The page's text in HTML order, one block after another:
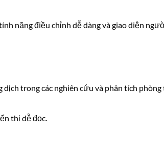
năng điều chỉnh dễ dàng và giao diện
dịch trong các nghiên cứu và phân tích
thị dễ đọc.